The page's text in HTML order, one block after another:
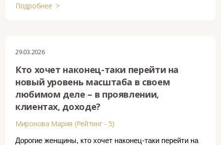
Подробнее >
29.03.2026
Кто хочет наконец-таки перейти на
новый уровень масштаба в своем
любимом деле – в проявлении,
клиентах, доходе?
Миронова Мария (Рейтинг - 5)
Дорогие женщины, кто хочет наконец-таки перейти на